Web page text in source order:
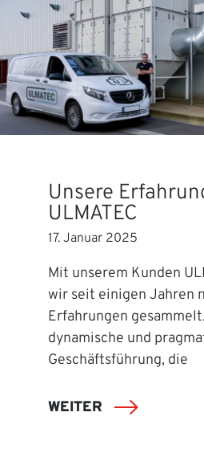
Unsere
ULMATEC
17. Januar 2025
Mit unserem Kunden
wir seit einigen Jahren
Erfahrungen
dynamische und
Geschäftsführung, die
WEITER